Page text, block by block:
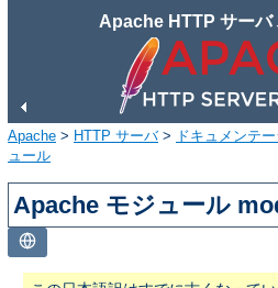
Apache HTTP サーバ
Apache > HTTP サーバ> ドキュメンテ
ュール
Apache モジュール